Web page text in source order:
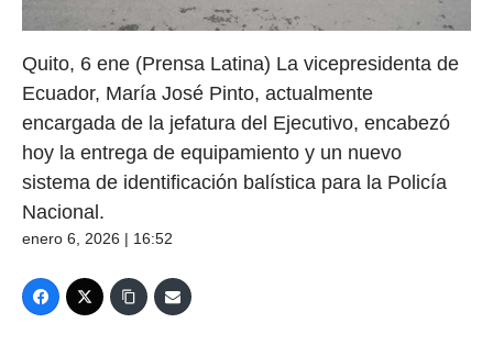
Quito, 6 ene (Prensa Latina) La vicepresidenta de
Ecuador, María José Pinto, actualmente
encargada de la jefatura del Ejecutivo, encabezó
hoy la entrega de equipamiento y un nuevo
sistema de identificación balística para la Policía
Nacional.
enero 6, 2026 | 16:52